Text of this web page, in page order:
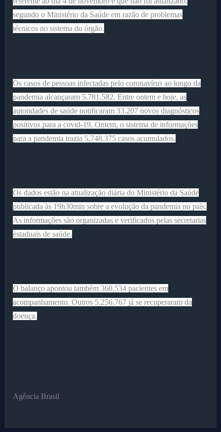
segundo o Ministério da Saúde em razão de problemas
técnicos no sistema do órgão.
Os casos de pessoas infectadas pelo coronavírus ao longo da
pandemia alcançaram 5.781.582. Entre ontem e hoje, as
autoridades de saúde notificaram 33.207 novos diagnósticos
positivos para a covid-19. Ontem, o sistema de informações
para a pandemia trazia 5.748.375 casos acumulados.
Os dados estão na atualização diária do Ministério da Saúde
publicada às 19h30min sobre a evolução da pandemia no país.
As informações são organizadas e verificados pelas secretarias
estaduais de saúde.
O balanço apontou também 360.534 pacientes em
acompanhamento. Outros 5.256.767 já se recuperaram da
doença.
Agência Brasil